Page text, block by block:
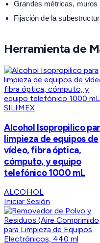
Grandes métricas, muros
Fijación de la
Herramienta de
SILIMEX
Alcohol Isopropilico
limpieza de equipos de
vídeo, fibra óptica,
cómputo, y equipo
telefónico 1000 mL
ALCOHOL
Iniciar Sesión